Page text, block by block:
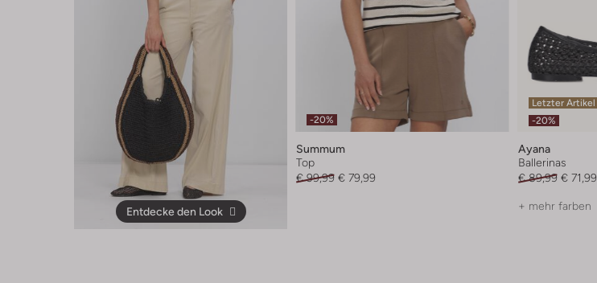
Entdecke den Look
-20%
Summum
Top
€ 99,99 € 79,99
Letzter Artikel
-20%
Ayana
Ballerinas
€ 89,99 € 71,99
+ mehr farben